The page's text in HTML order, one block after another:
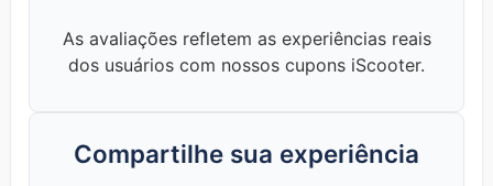
As avaliações refletem as experiências reais
dos usuários com nossos cupons iScooter.
Compartilhe sua experiência